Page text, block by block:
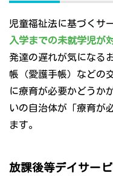
児童福祉法に基づくサ
入学までの未就学児が
発達の遅れが気になる
帳（愛護手帳）などの
に療育が必要かどうか
いの自治体が「療育が
ます。
放課後等デイサー